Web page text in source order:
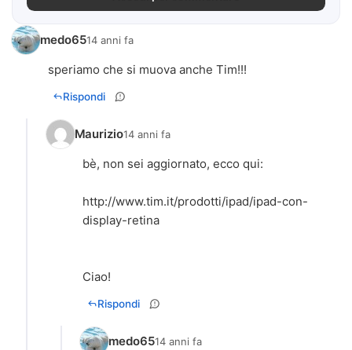
medo6514 anni fa
speriamo che si muova anche Tim!!!
Rispondi
Maurizio14 anni fa
bè, non sei aggiornato, ecco qui:
http://www.tim.it/prodotti/ipad/ipad-con-
display-retina
Ciao!
Rispondi
medo6514 anni fa